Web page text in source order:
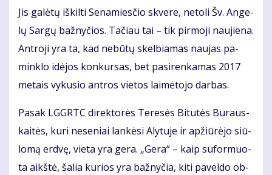
Jis ga­lė­tų iš­kil­ti Se­na­mies­čio skve­re, ne­to­li Šv. An­ge­
lų Sar­gų baž­ny­čios. Ta­čiau tai – tik pir­mo­ji nau­jie­na.
Ant­ro­ji yra ta, kad ne­bū­tų skel­bia­mas nau­jas pa­
min­klo idė­jos kon­kur­sas, bet pa­si­ren­ka­mas 2017
me­tais vy­ku­sio ant­ros vie­tos lai­mė­to­jo dar­bas.
Pa­sak LGGRTC di­rek­to­rės Te­re­sės Bi­tu­tės Bu­raus­
kai­tės, ku­ri ne­se­niai lan­kė­si Aly­tu­je ir ap­žiū­rė­jo siū­
lo­mą erd­vę, vie­ta yra ge­ra. „Ge­ra“ – kaip su­for­muo­
ta aikš­tė, ša­lia ku­rios yra baž­ny­čia, ki­ti pa­vel­do ob­